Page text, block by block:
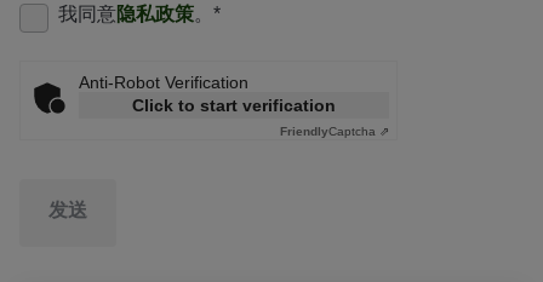
我同意隐私政策。 *
Anti-Robot Verification
Click to start verification
FriendlyCaptcha ⇗
发送